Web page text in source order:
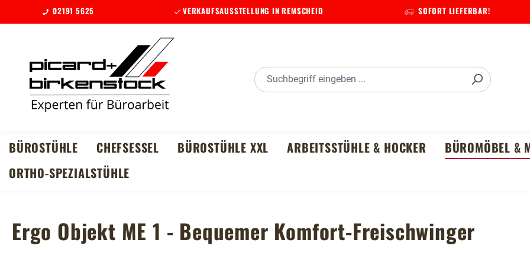
Hauptinhalt springen
Zur Suche springen
Zur Hauptnavigation springen
02191 5625 VERKAUFSAUSSTELLUNG IN REMSCHEID SOFORT LIEFERBAR!
BÜROSTÜHLE CHEFSESSEL BÜROSTÜHLE XXL ARBEITSSTÜHLE & HOCKER BÜROMÖBEL &
ORTHO-SPEZIALSTÜHLE
Ergo Objekt ME 1 - Bequemer Komfort-Freischwinger